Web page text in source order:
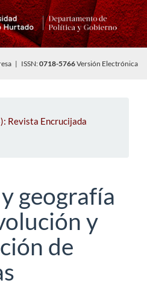
| ISSN:0718-5766Versión Electrónica
Revista Encrucijada
geografía
y
de